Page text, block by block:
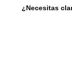
¿Necesitas